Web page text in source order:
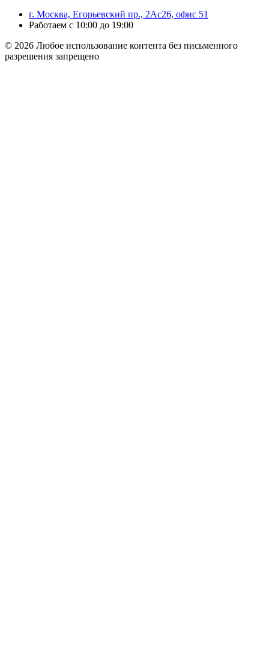
г. Москва, Егорьевский пр., 2Ас26, офис 51
Работаем с 10:00 до 19:00
© 2026 Любое использование контента без письменного
разрешения запрещено